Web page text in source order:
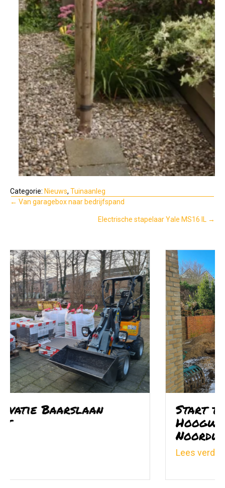
Categorie: Nieuws, Tuinaanleg
Posts
← Van garagebox naar bedrijfspand
Electrische stapelaar Yale MS16 IL →
Start tuinrenovatie
about Start tuinrenovatie